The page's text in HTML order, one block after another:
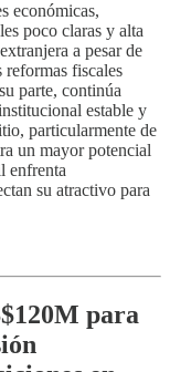
económicas,
poco claras y alta
a pesar de
reformas fiscales
parte, continúa
estable y
particularmente de
un mayor potencial
enfrenta
su atractivo para
para